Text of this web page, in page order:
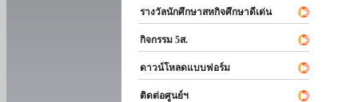
รางวัลนักศึกษาสหกิจศึกษาดีเด่น
กิจกรรม 5ส.
ดาวน์โหลดแบบฟอร์ม
ติดต่อศูนย์ฯ